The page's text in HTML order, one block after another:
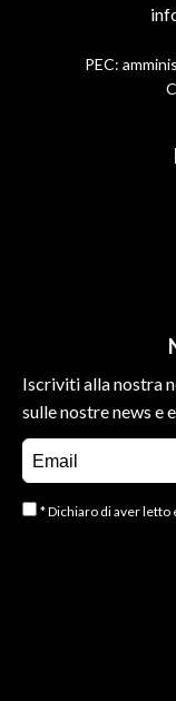
PEC:
Iscriviti alla nostra
sulle nostre news e
* Dichiaro di aver letto